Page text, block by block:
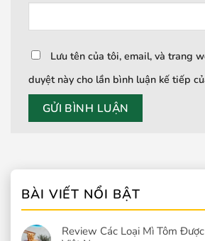
Lưu tên của tôi, email, và trang
duyệt này cho lần bình luận kế tiếp
BÀI VIẾT NỔI BẬT
Review Các Loại Mì Tôm